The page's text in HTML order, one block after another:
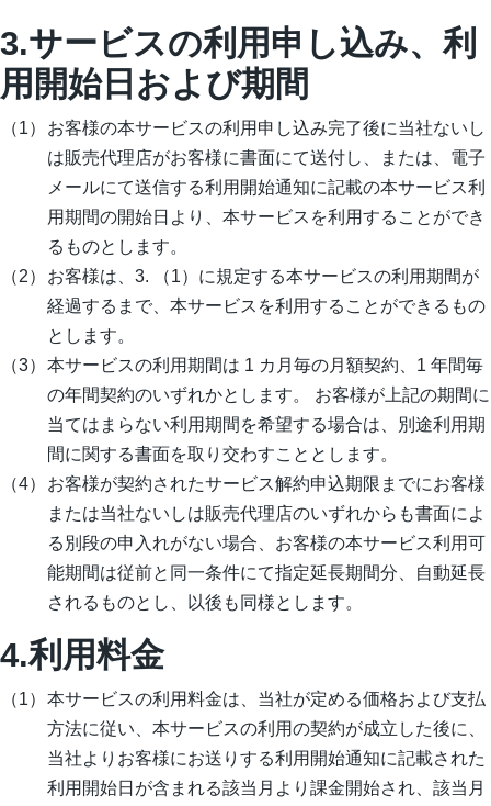
3.サービスの利用申し込み、利
用開始日および期間
お客様の本サービスの利用申し込み完了後に当社ないし
は販売代理店がお客様に書面にて送付し、または、電子
メールにて送信する利用開始通知に記載の本サービス利
用期間の開始日より、本サービスを利用することができ
るものとします。
お客様は、3. （1）に規定する本サービスの利用期間が
経過するまで、本サービスを利用することができるもの
とします。
本サービスの利用期間は 1 カ月毎の月額契約、1 年間毎
の年間契約のいずれかとします。 お客様が上記の期間に
当てはまらない利用期間を希望する場合は、別途利用期
間に関する書面を取り交わすこととします。
お客様が契約されたサービス解約申込期限までにお客様
または当社ないしは販売代理店のいずれからも書面によ
る別段の申入れがない場合、お客様の本サービス利用可
能期間は従前と同一条件にて指定延長期間分、自動延長
されるものとし、以後も同様とします。
4.利用料金
本サービスの利用料金は、当社が定める価格および支払
方法に従い、本サービスの利用の契約が成立した後に、
当社よりお客様にお送りする利用開始通知に記載された
利用開始日が含まれる該当月より課金開始され、該当月